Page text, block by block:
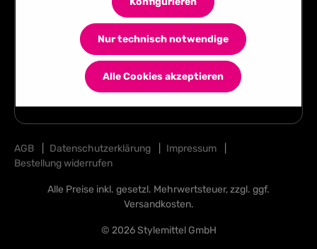
AGB Datenschutzerklärung Impressum
Bestellung widerrufen
Alle Preise inkl. gesetzl. Mehrwertsteuer, zzgl. ggf.
Versandkosten.
© 2026 Stylemittel GmbH
Nur technisch notwendige
Alle Cookies akzeptieren